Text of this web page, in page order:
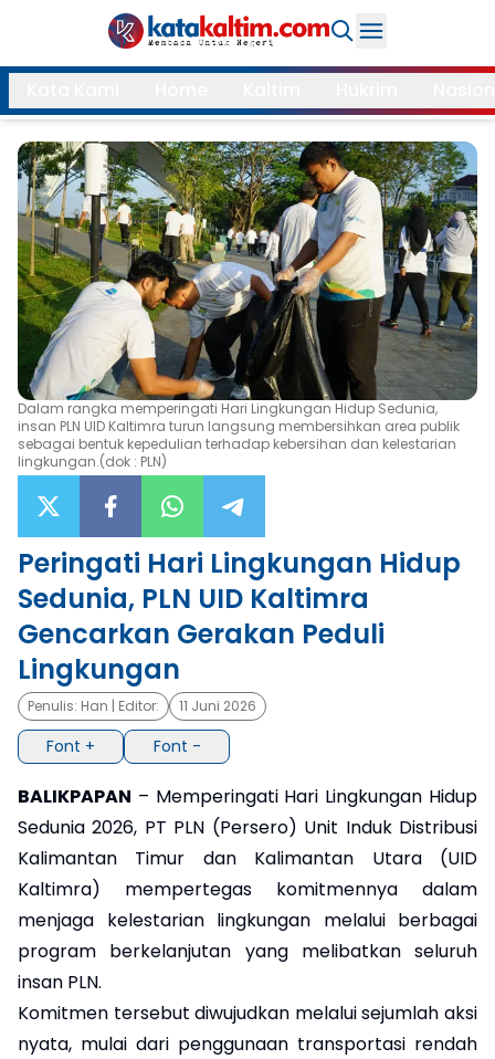
Daerah
Kukar
Samarinda
Bontang
Balikpapan
Kubar
Kutim
PPU
Mahulu
Paser
Berau
More
Internasional
Feature
Opini
Gaya
Hidup
×
Search
Dalam rangka memperingati Hari Lingkungan Hidup Sedunia,
insan PLN UID Kaltimra turun langsung membersihkan area publik
sebagai bentuk kepedulian terhadap kebersihan dan kelestarian
lingkungan.(dok : PLN)
Peringati Hari Lingkungan Hidup
Sedunia, PLN UID Kaltimra
Gencarkan Gerakan Peduli
Lingkungan
Penulis: Han | Editor: 11 Juni 2026
Font + Font -
BALIKPAPAN – Memperingati Hari Lingkungan Hidup
Sedunia 2026, PT PLN (Persero) Unit Induk Distribusi
Kalimantan Timur dan Kalimantan Utara (UID
Kaltimra) mempertegas komitmennya dalam
menjaga kelestarian lingkungan melalui berbagai
program berkelanjutan yang melibatkan seluruh
insan PLN.
Komitmen tersebut diwujudkan melalui sejumlah aksi
nyata, mulai dari penggunaan transportasi rendah